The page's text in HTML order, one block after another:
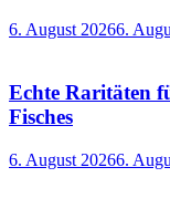
6. August 20266.
Echte Raritäten
Fisches
6. August 20266.